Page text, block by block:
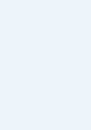
může zjistit, že jeho
je pověření
Tato osoba by
sledovat tržní vývoj
nebo